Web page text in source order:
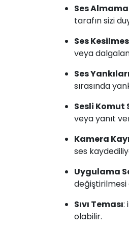
Ses
tarafın sizi
Ses
veya
Ses
sırasında
Sesli Komut
veya yanıt
Kamera
ses
Uygulama
değiştirilmesi
Sıvı Teması:
olabilir.